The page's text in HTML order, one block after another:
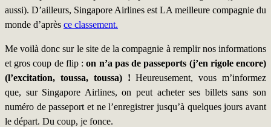
aussi). D’ailleurs, Singapore Airlines est LA meilleure compagnie du
monde d’après ce classement.
Me voilà donc sur le site de la compagnie à remplir nos informations
et gros coup de flip :on n’a pas de passeports (j’en rigole encore)
(l’excitation, toussa, toussa) ! Heureusement, vous m’informez
que, sur Singapore Airlines, on peut acheter ses billets sans son
numéro de passeport et ne l’enregistrer jusqu’à quelques jours avant
le départ. Du coup, je fonce.